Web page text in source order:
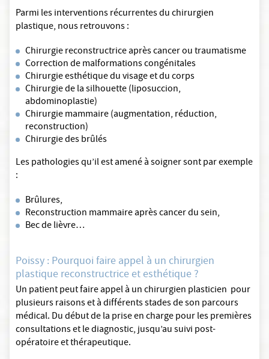
Parmi les interventions récurrentes du chirurgien
plastique, nous retrouvons :
Chirurgie reconstructrice après cancer ou traumatisme
Correction de malformations congénitales
Chirurgie esthétique du visage et du corps
Chirurgie de la silhouette (liposuccion,
abdominoplastie)
Chirurgie mammaire (augmentation, réduction,
reconstruction)
Chirurgie des brûlés
Les pathologies qu’il est amené à soigner sont par exemple
:
Brûlures,
Reconstruction mammaire après cancer du sein,
Bec de lièvre…
Poissy : Pourquoi faire appel à un chirurgien
plastique reconstructrice et esthétique ?
Un patient peut faire appel à un chirurgien plasticien pour
plusieurs raisons et à différents stades de son parcours
médical. Du début de la prise en charge pour les premières
consultations et le diagnostic, jusqu’au suivi post-
opératoire et thérapeutique.